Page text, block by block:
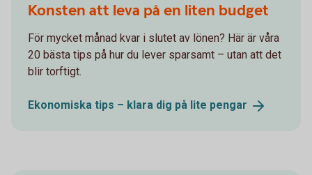
Konsten att leva på en liten budget
För mycket månad kvar i slutet av lönen? Här är våra
20 bästa tips på hur du lever sparsamt – utan att det
blir torftigt.
Ekonomiska tips – klara dig på lite pengar